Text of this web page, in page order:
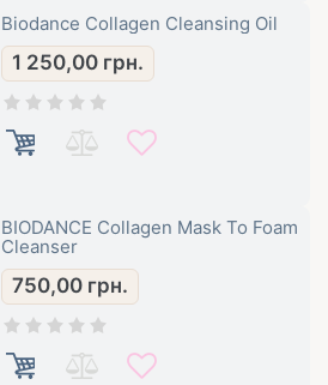
Biodance Collagen Cleansing Oil
1 250,00 грн.
BIODANCE Collagen Mask To Foam
Cleanser
750,00 грн.